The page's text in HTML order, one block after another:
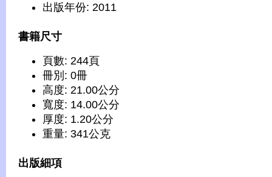
出版年份: 2011
書籍尺寸
頁數: 244頁
冊別: 0冊
高度: 21.00公分
寬度: 14.00公分
厚度: 1.20公分
重量: 341公克
出版細項